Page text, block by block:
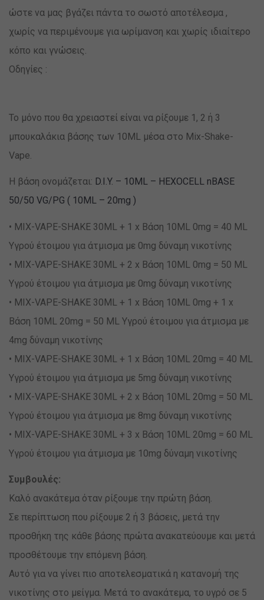
ώστε να μας βγάζει πάντα το σωστό αποτέλεσμα ,
χωρίς να περιμένουμε για ωρίμανση και χωρίς ιδιαίτερο
κόπο και γνώσεις.
Οδηγίες :
Το μόνο που θα χρειαστεί είναι να ρίξουμε 1, 2 ή 3
μπουκαλάκια βάσης των 10ML μέσα στο Mix-Shake-
Vape.
Η βάση ονομάζεται: D.I.Y. – 10ML – HEXOCELL nBASE
50/50 VG/PG ( 10ML – 20mg )
• MIX-VAPE-SHAKE 30ML + 1 x Βάση 10ML 0mg = 40 ML
Υγρού έτοιμου για άτμισμα με 0mg δύναμη νικοτίνης
• MIX-VAPE-SHAKE 30ML + 2 x Βάση 10ML 0mg = 50 ML
Υγρού έτοιμου για άτμισμα με 0mg δύναμη νικοτίνης
• MIX-VAPE-SHAKE 30ML + 1 x Βάση 10ML 0mg + 1 x
Βάση 10ML 20mg = 50 ML Υγρού έτοιμου για άτμισμα με
4mg δύναμη νικοτίνης
• MIX-VAPE-SHAKE 30ML + 1 x Βάση 10ML 20mg = 40 ML
Υγρού έτοιμου για άτμισμα με 5mg δύναμη νικοτίνης
• MIX-VAPE-SHAKE 30ML + 2 x Βάση 10ML 20mg = 50 ML
Υγρού έτοιμου για άτμισμα με 8mg δύναμη νικοτίνης
• MIX-VAPE-SHAKE 30ML + 3 x Βάση 10ML 20mg = 60 ML
Υγρού έτοιμου για άτμισμα με 10mg δύναμη νικοτίνης
Συμβουλές:
Καλό ανακάτεμα όταν ρίξουμε την πρώτη βάση.
Σε περίπτωση που ρίξουμε 2 ή 3 βάσεις, μετά την
προσθήκη της κάθε βάσης πρώτα ανακατεύουμε και μετά
προσθέτουμε την επόμενη βάση.
Αυτό για να γίνει πιο αποτελεσματικά η κατανομή της
νικοτίνης στο μείγμα. Μετά το ανακάτεμα, το υγρό σε 5